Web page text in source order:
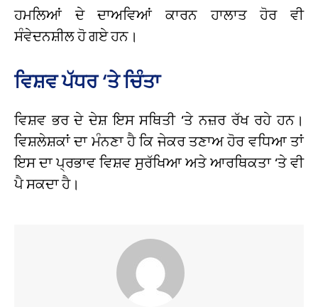
ਹਮਲਿਆਂ ਦੇ ਦਾਅਵਿਆਂ ਕਾਰਨ ਹਾਲਾਤ ਹੋਰ ਵੀ
ਸੰਵੇਦਨਸ਼ੀਲ ਹੋ ਗਏ ਹਨ।
ਵਿਸ਼ਵ ਪੱਧਰ ‘ਤੇ ਚਿੰਤਾ
ਵਿਸ਼ਵ ਭਰ ਦੇ ਦੇਸ਼ ਇਸ ਸਥਿਤੀ ‘ਤੇ ਨਜ਼ਰ ਰੱਖ ਰਹੇ ਹਨ।
ਵਿਸ਼ਲੇਸ਼ਕਾਂ ਦਾ ਮੰਨਣਾ ਹੈ ਕਿ ਜੇਕਰ ਤਣਾਅ ਹੋਰ ਵਧਿਆ ਤਾਂ
ਇਸ ਦਾ ਪ੍ਰਭਾਵ ਵਿਸ਼ਵ ਸੁਰੱਖਿਆ ਅਤੇ ਆਰਥਿਕਤਾ ‘ਤੇ ਵੀ
ਪੈ ਸਕਦਾ ਹੈ।